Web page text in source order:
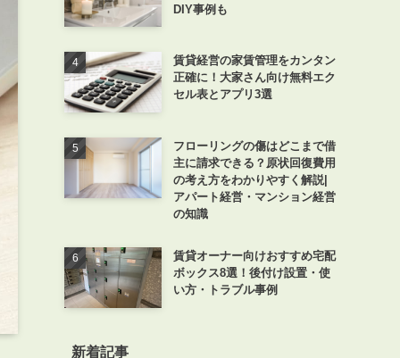
DIY事例も
賃貸経営の家賃管理をカンタン
正確に！大家さん向け無料エク
セル表とアプリ3選
フローリングの傷はどこまで借
主に請求できる？原状回復費用
の考え方をわかりやすく解説|
アパート経営・マンション経営
の知識
賃貸オーナー向けおすすめ宅配
ボックス8選！後付け設置・使
い方・トラブル事例
新着記事